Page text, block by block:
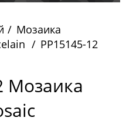
Мозаика
PP15145-12
Мозаика